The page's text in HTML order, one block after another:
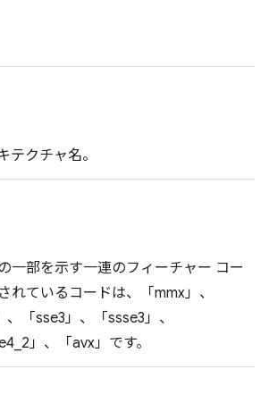
テクチャ名。
一部を示す一連のフィーチャー コー
れているコードは、「mmx」、
、「sse3」、「ssse3」、
」、「avx」です。